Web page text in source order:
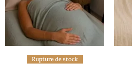
Rupture de stock